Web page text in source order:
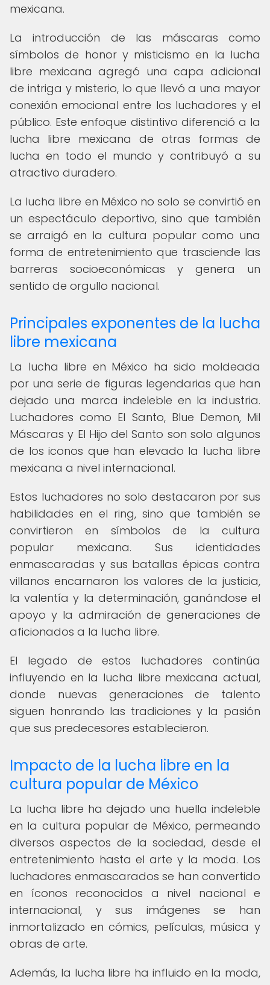
mexicana.
La introducción de las máscaras como
símbolos de honor y misticismo en la lucha
libre mexicana agregó una capa adicional
de intriga y misterio, lo que llevó a una mayor
conexión emocional entre los luchadores y el
público. Este enfoque distintivo diferenció a la
lucha libre mexicana de otras formas de
lucha en todo el mundo y contribuyó a su
atractivo duradero.
La lucha libre en México no solo se convirtió en
un espectáculo deportivo, sino que también
se arraigó en la cultura popular como una
forma de entretenimiento que trasciende las
barreras socioeconómicas y genera un
sentido de orgullo nacional.
Principales exponentes de la lucha
libre mexicana
La lucha libre en México ha sido moldeada
por una serie de figuras legendarias que han
dejado una marca indeleble en la industria.
Luchadores como El Santo, Blue Demon, Mil
Máscaras y El Hijo del Santo son solo algunos
de los iconos que han elevado la lucha libre
mexicana a nivel internacional.
Estos luchadores no solo destacaron por sus
habilidades en el ring, sino que también se
convirtieron en símbolos de la cultura
popular mexicana. Sus identidades
enmascaradas y sus batallas épicas contra
villanos encarnaron los valores de la justicia,
la valentía y la determinación, ganándose el
apoyo y la admiración de generaciones de
aficionados a la lucha libre.
El legado de estos luchadores continúa
influyendo en la lucha libre mexicana actual,
donde nuevas generaciones de talento
siguen honrando las tradiciones y la pasión
que sus predecesores establecieron.
Impacto de la lucha libre en la
cultura popular de México
La lucha libre ha dejado una huella indeleble
en la cultura popular de México, permeando
diversos aspectos de la sociedad, desde el
entretenimiento hasta el arte y la moda. Los
luchadores enmascarados se han convertido
en íconos reconocidos a nivel nacional e
internacional, y sus imágenes se han
inmortalizado en cómics, películas, música y
obras de arte.
Además, la lucha libre ha influido en la moda,